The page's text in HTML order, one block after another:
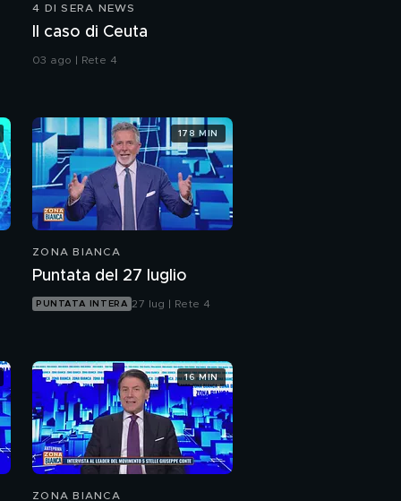
4 DI SERA NEWS
Il caso di Ceuta
03 ago | Rete 4
ZONA BIANCA
Puntata del 27 luglio
PUNTATA INTERA 27 lug | Rete 4
178 MIN
ZONA BIANCA
16 MIN